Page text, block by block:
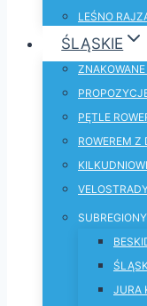
LEŚNO
ŚLĄSKIE
PĘTLE
ROWEREM Z
SUBREGIONY
JURA